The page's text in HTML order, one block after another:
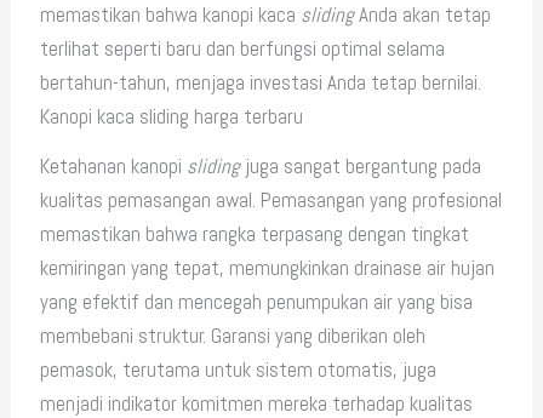
memastikan bahwa kanopi kaca slidingAnda akan tetap
terlihat seperti baru dan berfungsi optimal selama
bertahun-tahun, menjaga investasi Anda tetap bernilai.
Kanopi kaca sliding harga terbaru
Ketahanan kanopi slidingjuga sangat bergantung pada
kualitas pemasangan awal. Pemasangan yang profesional
memastikan bahwa rangka terpasang dengan tingkat
kemiringan yang tepat, memungkinkan drainase air hujan
yang efektif dan mencegah penumpukan air yang bisa
membebani struktur. Garansi yang diberikan oleh
pemasok, terutama untuk sistem otomatis, juga
menjadi indikator komitmen mereka terhadap kualitas